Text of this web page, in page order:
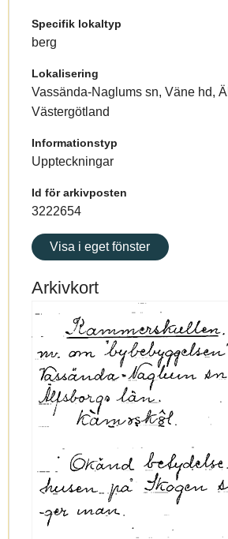
Specifik lokaltyp
berg
Lokalisering
Vassända-Naglums sn, Väne hd,
Västergötland
Informationstyp
Uppteckningar
Id för arkivposten
3222654
Visa i eget fönster
Arkivkort